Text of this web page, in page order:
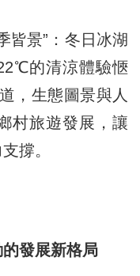
景”：冬日冰湖
的清涼體驗愜
，生態圖景與人
村旅遊發展，讓
撐。
發展新格局